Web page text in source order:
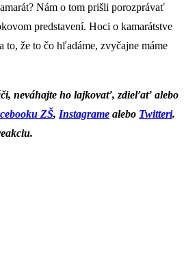
Nám o tom prišli porozprávať
predstavení. Hoci o kamarátstve
to, že to čo hľadáme, zvyčajne máme
neváhajte ho lajkovať, zdieľať alebo
ZŠ, Instagrame alebo Twitteri.